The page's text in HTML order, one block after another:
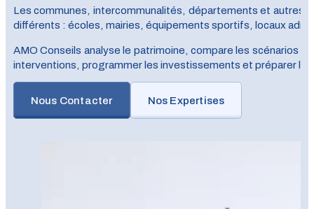
Les communes, intercommunalités, départements et autres
différents : écoles, mairies, équipements sportifs, locaux
AMO Conseils analyse le patrimoine, compare les scénarios
interventions, programmer les investissements et préparer
Nous Contacter Nos Expertises